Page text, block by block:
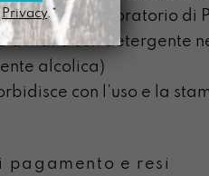
nel nostro laboratorio di
a mano con detergente
alcolica)
con l’uso e la
pagamento e resi
Privacy.*